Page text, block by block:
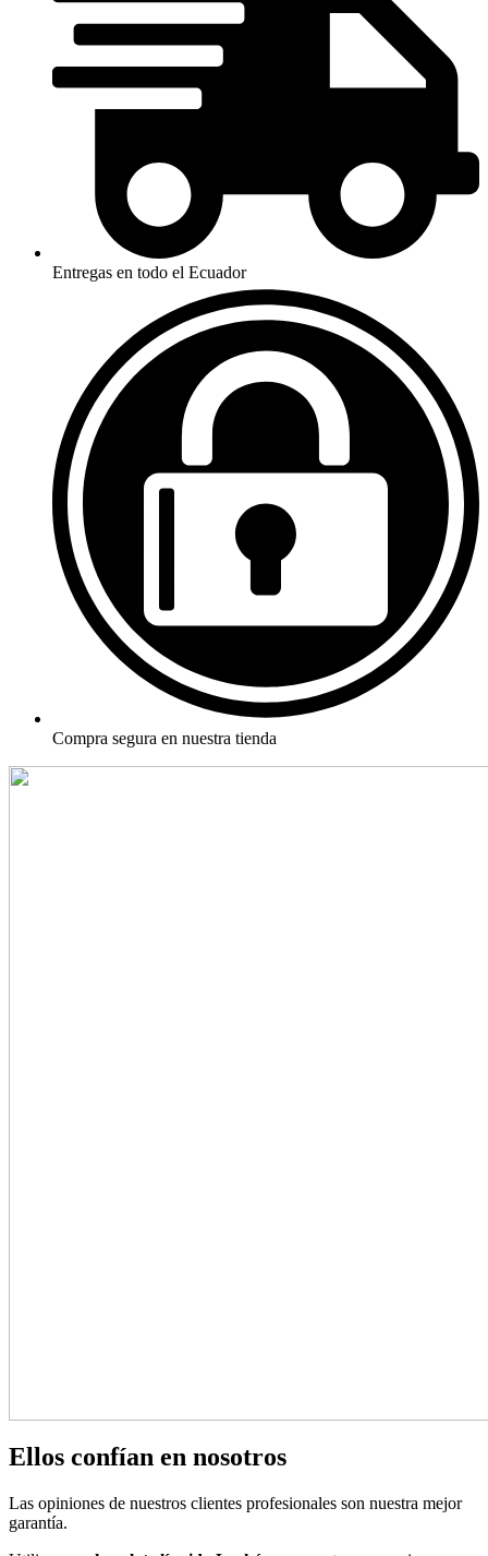
Entregas en todo el Ecuador
Compra segura en nuestra tienda
Ellos confían en nosotros
Las opiniones de nuestros clientes profesionales son nuestra mejor
garantía.